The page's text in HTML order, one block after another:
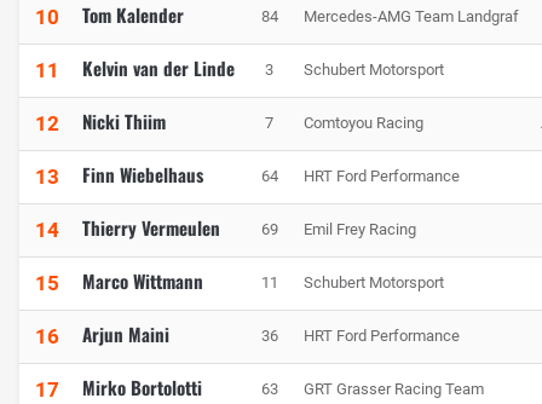
10 Tom Kalender 84 Mercedes-AMG Team Landgraf
11 Kelvin van der Linde 3 Schubert Motorsport
12 Nicki Thiim 7 Comtoyou Racing
13 Finn Wiebelhaus 64 HRT Ford Performance
14 Thierry Vermeulen 69 Emil Frey Racing
15 Marco Wittmann 11 Schubert Motorsport
16 Arjun Maini 36 HRT Ford Performance
17 Mirko Bortolotti 63 GRT Grasser Racing Team